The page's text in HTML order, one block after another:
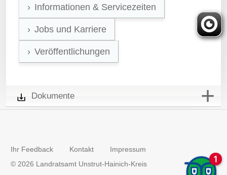
Informationen & Servicezeiten
Jobs und Karriere
Veröffentlichungen
Dokumente
Ihr Feedback Kontakt
Impressum
© 2026 Landratsamt Unstrut-Hainich-Kreis